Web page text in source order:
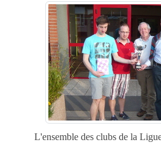
L'ensemble des clubs de la Ligue